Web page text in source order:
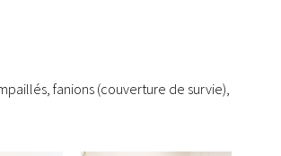
fanions (couverture de survie),